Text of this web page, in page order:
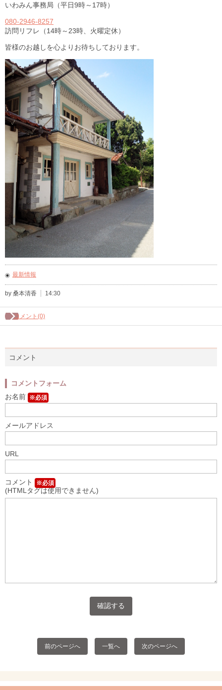
いわみん事務局（平日9時～17時）
080-2946-8257
訪問リフレ（14時～23時、火曜定休）
皆様のお越しを心よりお待ちしております。
最新情報
by 桑本清香 14:30
コメント(0)
コメント
コメントフォーム
お名前 ※必須
メールアドレス
URL
コメント ※必須
(HTMLタグは使用できません)
前のページへ 一覧へ 次のページへ